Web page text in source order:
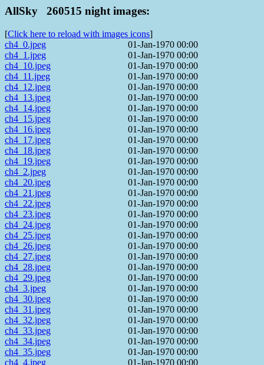
AllSky 260515 night images:
[Click here to reload with images icons]
ch4_0.jpeg
01-Jan-1970 00:00
ch4_1.jpeg
01-Jan-1970 00:00
ch4_10.jpeg
01-Jan-1970 00:00
ch4_11.jpeg
01-Jan-1970 00:00
ch4_12.jpeg
01-Jan-1970 00:00
ch4_13.jpeg
01-Jan-1970 00:00
ch4_14.jpeg
01-Jan-1970 00:00
ch4_15.jpeg
01-Jan-1970 00:00
ch4_16.jpeg
01-Jan-1970 00:00
ch4_17.jpeg
01-Jan-1970 00:00
ch4_18.jpeg
01-Jan-1970 00:00
ch4_19.jpeg
01-Jan-1970 00:00
ch4_2.jpeg
01-Jan-1970 00:00
ch4_20.jpeg
01-Jan-1970 00:00
ch4_21.jpeg
01-Jan-1970 00:00
ch4_22.jpeg
01-Jan-1970 00:00
ch4_23.jpeg
01-Jan-1970 00:00
ch4_24.jpeg
01-Jan-1970 00:00
ch4_25.jpeg
01-Jan-1970 00:00
ch4_26.jpeg
01-Jan-1970 00:00
ch4_27.jpeg
01-Jan-1970 00:00
ch4_28.jpeg
01-Jan-1970 00:00
ch4_29.jpeg
01-Jan-1970 00:00
ch4_3.jpeg
01-Jan-1970 00:00
ch4_30.jpeg
01-Jan-1970 00:00
ch4_31.jpeg
01-Jan-1970 00:00
ch4_32.jpeg
01-Jan-1970 00:00
ch4_33.jpeg
01-Jan-1970 00:00
ch4_34.jpeg
01-Jan-1970 00:00
ch4_35.jpeg
01-Jan-1970 00:00
ch4_4.jpeg
01-Jan-1970 00:00